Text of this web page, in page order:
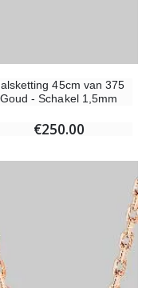
45cm van 375
Goud - Schakel 1,5mm
€250.00